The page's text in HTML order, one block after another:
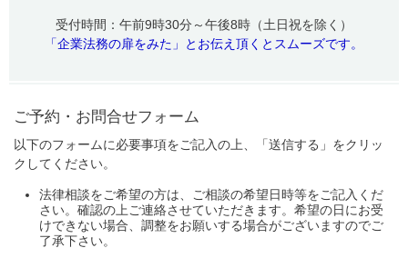
受付時間：午前9時30分～午後8時（土日祝を除く）
「企業法務の扉をみた」とお伝え頂くとスムーズです。
ご予約・お問合せフォーム
以下のフォームに必要事項をご記入の上、「送信する」をクリッ
クしてください。
法律相談をご希望の方は、ご相談の希望日時等をご記入くだ
さい。確認の上ご連絡させていただきます。希望の日にお受
けできない場合、調整をお願いする場合がございますのでご
了承下さい。